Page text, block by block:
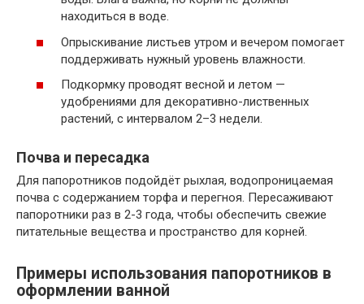
находиться в воде.
Опрыскивание листьев утром и вечером помогает
поддерживать нужный уровень влажности.
Подкормку проводят весной и летом —
удобрениями для декоративно-лиственных
растений, с интервалом 2–3 недели.
Почва и пересадка
Для папоротников подойдёт рыхлая, водопроницаемая
почва с содержанием торфа и перегноя. Пересаживают
папоротники раз в 2-3 года, чтобы обеспечить свежие
питательные вещества и пространство для корней.
Примеры использования папоротников в
оформлении ванной